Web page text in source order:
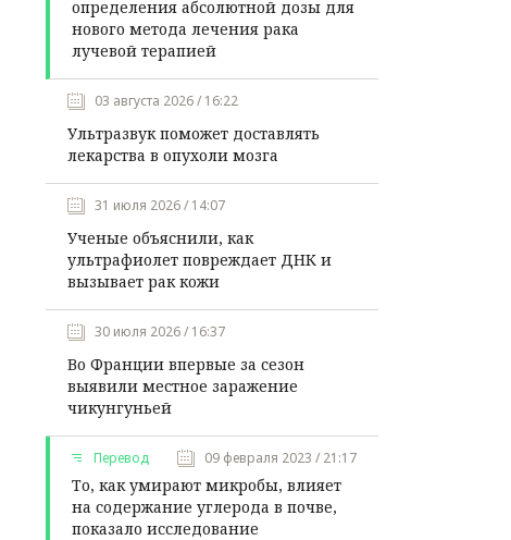
определения абсолютной дозы для
нового метода лечения рака
лучевой терапией
03 августа 2026 / 16:22
Ультразвук поможет доставлять
лекарства в опухоли мозга
31 июля 2026 / 14:07
Ученые объяснили, как
ультрафиолет повреждает ДНК и
вызывает рак кожи
30 июля 2026 / 16:37
Во Франции впервые за сезон
выявили местное заражение
чикунгуньей
Перевод 09 февраля 2023 / 21:17
То, как умирают микробы, влияет
на содержание углерода в почве,
показало исследование